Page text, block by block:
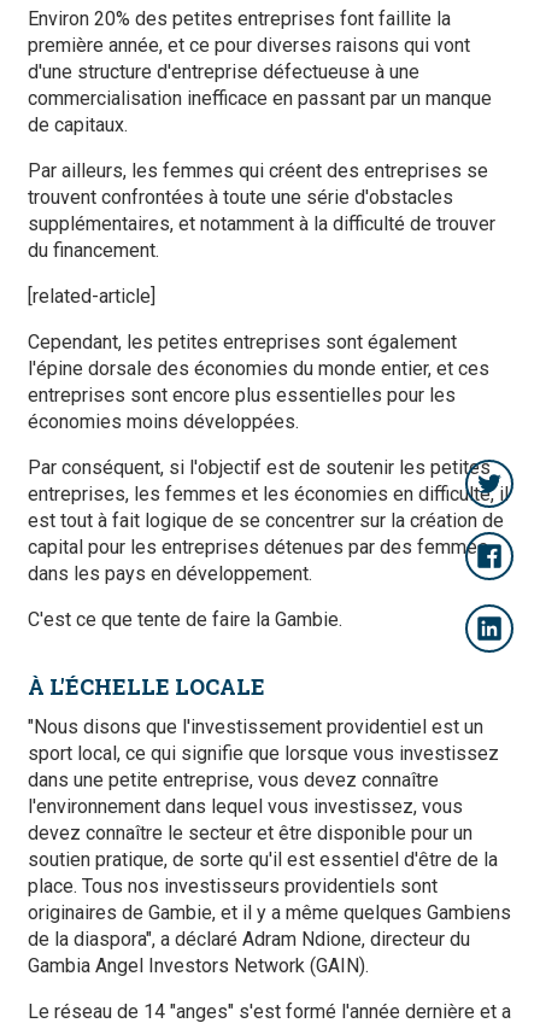
Environ 20% des petites entreprises font faillite la
première année, et ce pour diverses raisons qui vont
d'une structure d'entreprise défectueuse à une
commercialisation inefficace en passant par un manque
de capitaux.
Par ailleurs, les femmes qui créent des entreprises se
trouvent confrontées à toute une série d'obstacles
supplémentaires, et notamment à la difficulté de trouver
du financement.
[related-article]
Cependant, les petites entreprises sont également
l'épine dorsale des économies du monde entier, et ces
entreprises sont encore plus essentielles pour les
économies moins développées.
Par conséquent, si l'objectif est de soutenir les petites
entreprises, les femmes et les économies en difficulté, il
est tout à fait logique de se concentrer sur la création de
capital pour les entreprises détenues par des femmes
dans les pays en développement.
C'est ce que tente de faire la Gambie.
À L'ÉCHELLE LOCALE
"Nous disons que l'investissement providentiel est un
sport local, ce qui signifie que lorsque vous investissez
dans une petite entreprise, vous devez connaître
l'environnement dans lequel vous investissez, vous
devez connaître le secteur et être disponible pour un
soutien pratique, de sorte qu'il est essentiel d'être de la
place. Tous nos investisseurs providentiels sont
originaires de Gambie, et il y a même quelques Gambiens
de la diaspora", a déclaré Adram Ndione, directeur du
Gambia Angel Investors Network (GAIN).
Le réseau de 14 "anges" s'est formé l'année dernière et a